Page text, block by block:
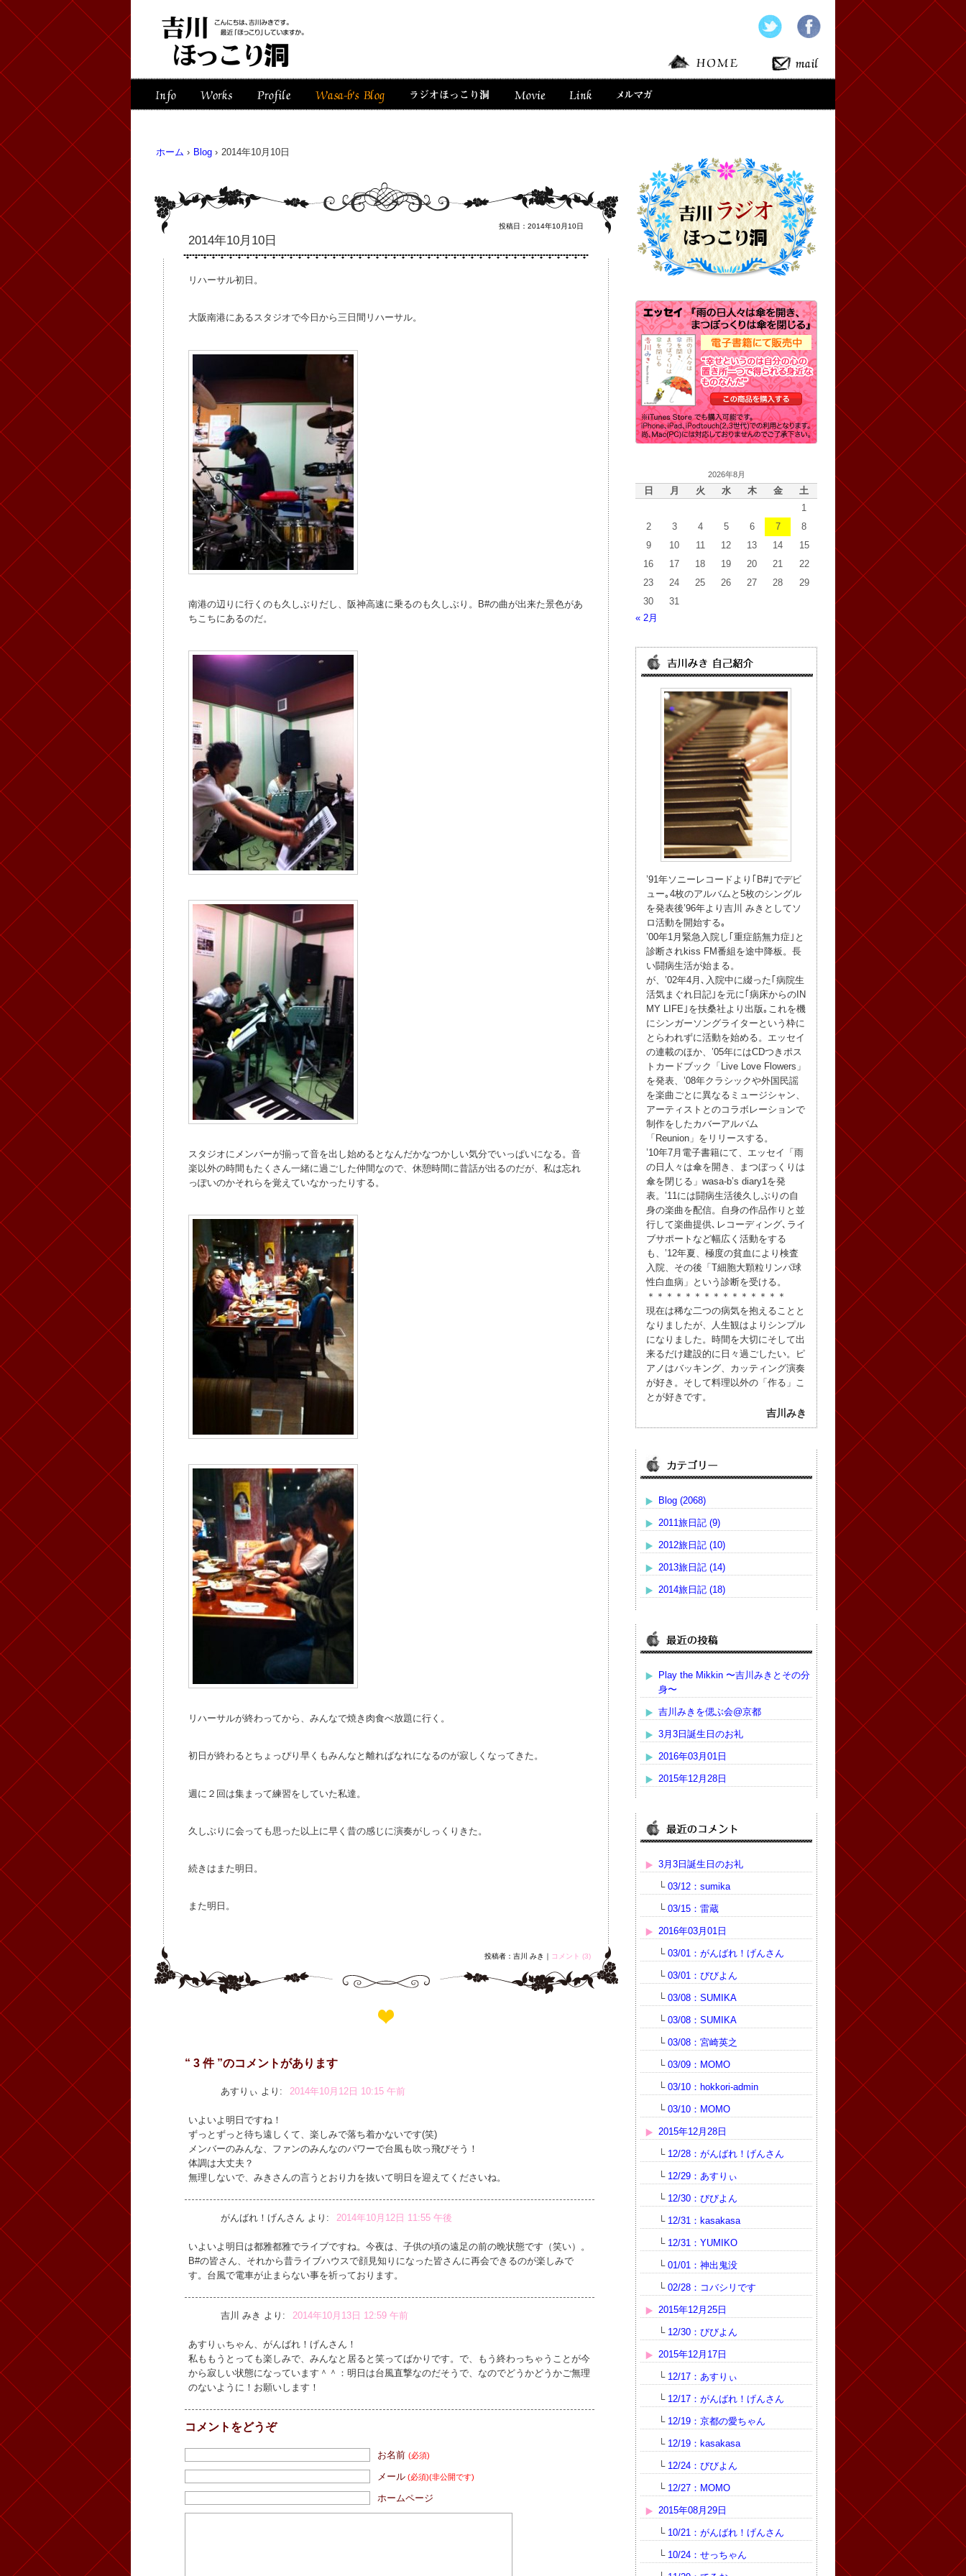
ホーム › Blog › 2014年10月10日
投稿日：2014年10月10日
2014年10月10日
リハーサル初日。
大阪南港にあるスタジオで今日から三日間リハーサル。
南港の辺りに行くのも久しぶりだし、阪神高速に乗るのも久しぶり。B#の曲が出来た景色があ
ちこちにあるのだ。
スタジオにメンバーが揃って音を出し始めるとなんだかなつかしい気分でいっぱいになる。音
楽以外の時間もたくさん一緒に過ごした仲間なので、休憩時間に昔話が出るのだが、私は忘れ
っぽいのかそれらを覚えていなかったりする。
リハーサルが終わってから、みんなで焼き肉食べ放題に行く。
初日が終わるとちょっぴり早くもみんなと離ればなれになるのが寂しくなってきた。
週に２回は集まって練習をしていた私達。
久しぶりに会っても思った以上に早く昔の感じに演奏がしっくりきた。
続きはまた明日。
また明日。
投稿者：吉川 みき｜ コメント (3)
“ 3 件 ”のコメントがあります
あすりぃ より: 2014年10月12日 10:15 午前
いよいよ明日ですね！
ずっとずっと待ち遠しくて、楽しみで落ち着かないです(笑)
メンバーのみんな、ファンのみんなのパワーで台風も吹っ飛びそう！
体調は大丈夫？
無理しないで、みきさんの言うとおり力を抜いて明日を迎えてくださいね。
がんばれ！げんさん より: 2014年10月12日 11:55 午後
いよいよ明日は都雅都雅でライブですね。今夜は、子供の頃の遠足の前の晩状態です（笑い）。
B#の皆さん、それから昔ライブハウスで顔見知りになった皆さんに再会できるのが楽しみで
す。台風で電車が止まらない事を祈っております。
吉川 みき より: 2014年10月13日 12:59 午前
あすりぃちゃん、がんばれ！げんさん！
私ももうとっても楽しみで、みんなと居ると笑ってばかりです。で、もう終わっちゃうことが今
から寂しい状態になっています＾＾：明日は台風直撃なのだそうで、なのでどうかどうかご無理
のないように！お願いします！
コメントをどうぞ
お名前 (必須)
メール (必須)(非公開です)
ホームページ
2026年8月
日 月 火 水 木 金
土
1
2
3 4 5 6 7
8
9
10 11 12 13 14
15
16
17 18 19 20 21
22
23
24 25 26 27 28
29
30
31
« 2月
’91年ソニーレコードより｢B#｣でデビ
ュー｡4枚のアルバムと5枚のシングル
を発表後’96年より吉川 みきとしてソ
ロ活動を開始する｡
’00年1月緊急入院し｢重症筋無力症｣と
診断されkiss FM番組を途中降板。長
い闘病生活が始まる。
が、’02年4月､入院中に綴った｢病院生
活気まぐれ日記｣を元に｢病床からのIN
MY LIFE｣を扶桑社より出版｡これを機
にシンガーソングライターという枠に
とらわれずに活動を始める。エッセイ
の連載のほか、’05年にはCDつきポス
トカードブック「Live Love Flowers」
を発表、’08年クラシックや外国民謡
を楽曲ごとに異なるミュージシャン、
アーティストとのコラボレーションで
制作をしたカバーアルバム
「Reunion」をリリースする。
’10年7月電子書籍にて、エッセイ「雨
の日人々は傘を開き、まつぼっくりは
傘を閉じる」wasa-b’s diary1を発
表。’11には闘病生活後久しぶりの自
身の楽曲を配信。自身の作品作りと並
行して楽曲提供､レコーディング､ライ
ブサポートなど幅広く活動をする
も、’12年夏、極度の貧血により検査
入院、その後「T細胞大顆粒リンパ球
性白血病」という診断を受ける。
＊＊＊＊＊＊＊＊＊＊＊＊＊＊＊
現在は稀な二つの病気を抱えることと
なりましたが、人生観はよりシンプル
になりました。時間を大切にそして出
来るだけ建設的に日々過ごしたい。ピ
アノはバッキング、カッティング演奏
が好き。そして料理以外の「作る」こ
とが好きです。
吉川みき
Blog (2068)
2011旅日記 (9)
2012旅日記 (10)
2013旅日記 (14)
2014旅日記 (18)
Play the Mikkin 〜吉川みきとその分
身〜
吉川みきを偲ぶ会@京都
3月3日誕生日のお礼
2016年03月01日
2015年12月28日
3月3日誕生日のお礼
└ 03/12：sumika
└ 03/15：雷蔵
2016年03月01日
└ 03/01：がんばれ！げんさん
└ 03/01：びびよん
└ 03/08：SUMIKA
└ 03/08：SUMIKA
└ 03/08：宮崎英之
└ 03/09：MOMO
└ 03/10：hokkori-admin
└ 03/10：MOMO
2015年12月28日
└ 12/28：がんばれ！げんさん
└ 12/29：あすりぃ
└ 12/30：びびよん
└ 12/31：kasakasa
└ 12/31：YUMIKO
└ 01/01：神出鬼没
└ 02/28：コバシリです
2015年12月25日
└ 12/30：びびよん
2015年12月17日
└ 12/17：あすりぃ
└ 12/17：がんばれ！げんさん
└ 12/19：京都の愛ちゃん
└ 12/19：kasakasa
└ 12/24：びびよん
└ 12/27：MOMO
2015年08月29日
└ 10/21：がんばれ！げんさん
└ 10/24：せっちゃん